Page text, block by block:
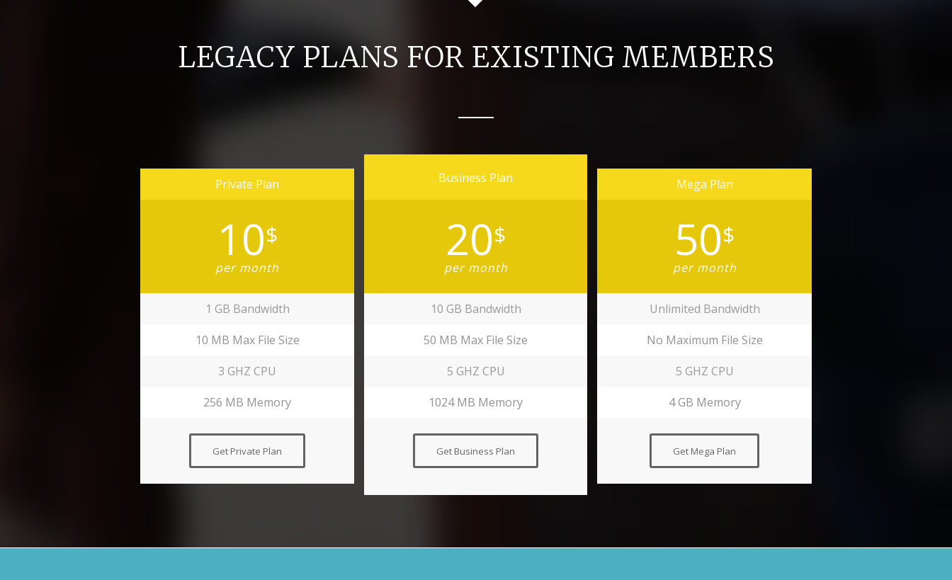
LEGACY PLANS FOR EXISTING MEMBERS
Private Plan
10$
per month
1 GB Bandwidth
10 MB Max File Size
3 GHZ CPU
256 MB Memory
Get Private Plan
Business Plan
20$
per month
10 GB Bandwidth
50 MB Max File Size
5 GHZ CPU
1024 MB Memory
Get Business Plan
Mega Plan
50$
per month
Unlimited Bandwidth
No Maximum File Size
5 GHZ CPU
4 GB Memory
Get Mega Plan